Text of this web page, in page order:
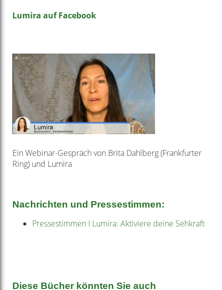
Lumira auf Facebook
Ein Webinar-Gespräch von Brita Dahlberg (Frankfurter
Ring) und Lumira
Nachrichten und Pressestimmen:
Pressestimmen I Lumira: Aktiviere deine Sehkraft
Diese Bücher könnten Sie auch